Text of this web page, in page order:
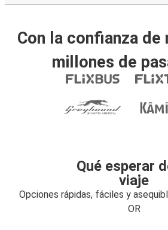
Con la confianza de
millones de
Qué esperar
viaje
Opciones rápidas, fáciles y
OR